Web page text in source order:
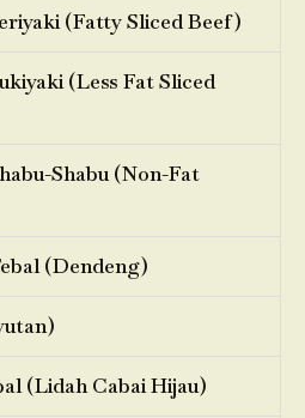
(Fatty Sliced Beef)
(Less Fat Sliced
Shabu (Non-Fat
(Dendeng)
(Lidah Cabai Hijau)